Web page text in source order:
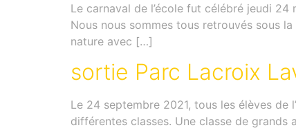
Le carnaval de l’école fut célébré jeudi
Nous nous sommes tous retrouvés sous
nature avec […]
sortie Parc Lacroix
Le 24 septembre 2021, tous les élèves
différentes classes. Une classe de